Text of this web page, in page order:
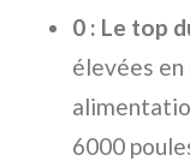
0 : Le top
élevées en
6000